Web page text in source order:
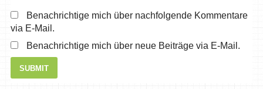
Benachrichtige mich über nachfolgende Kommentare
via E-Mail.
Benachrichtige mich über neue Beiträge via E-Mail.